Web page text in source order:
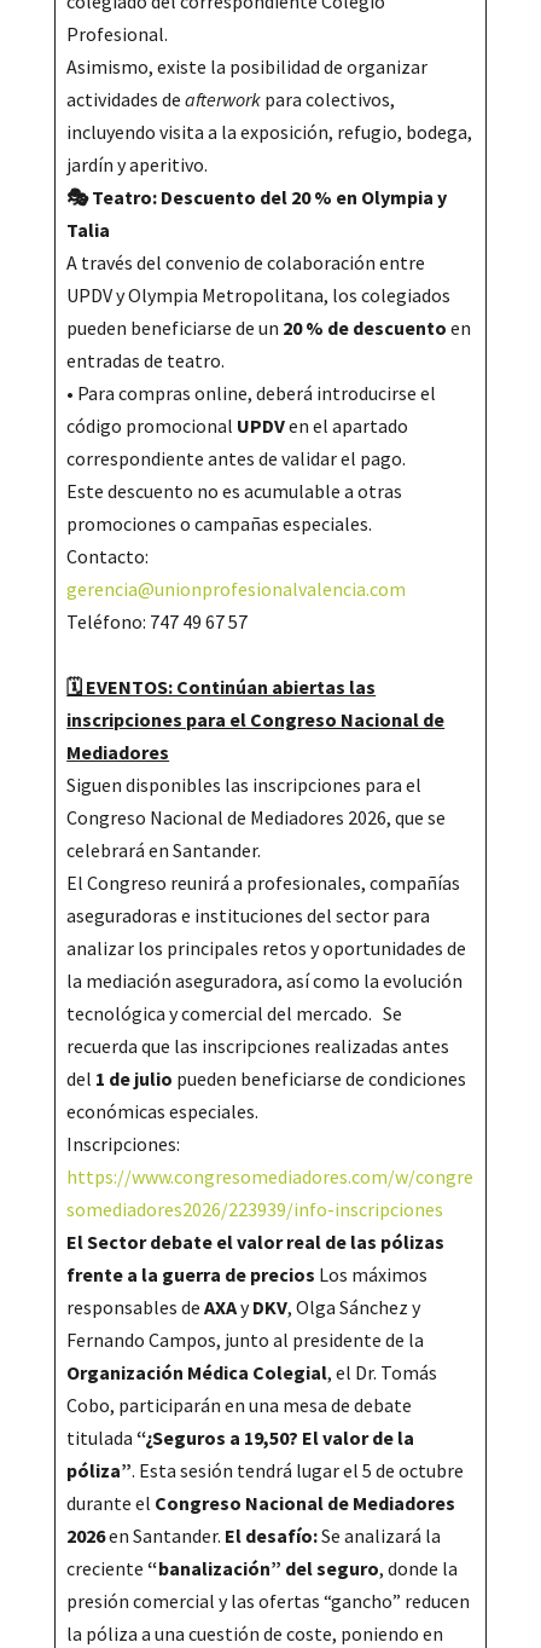
Profesional.
Asimismo, existe la posibilidad de organizar
actividades deafterwork para colectivos,
incluyendo visita a la exposición, refugio, bodega,
jardín y aperitivo.
🎭 Teatro: Descuento del 20 % en Olympia y
Talia
A través del convenio de colaboración entre
UPDV y Olympia Metropolitana, los colegiados
pueden beneficiarse de un 20 % de descuento en
entradas de teatro.
• Para compras online, deberá introducirse el
código promocional UPDVen el apartado
correspondiente antes de validar el pago.
Este descuento no es acumulable a otras
promociones o campañas especiales.
Contacto:
gerencia@unionprofesionalvalencia.com
Teléfono: 747 49 67 57
🗓️ EVENTOS: Continúan abiertas las
inscripciones para el Congreso Nacional de
Mediadores
Siguen disponibles las inscripciones para el
Congreso Nacional de Mediadores 2026, que se
celebrará en Santander.
El Congreso reunirá a profesionales, compañías
aseguradoras e instituciones del sector para
analizar los principales retos y oportunidades de
la mediación aseguradora, así como la evolución
tecnológica y comercial del mercado. Se
recuerda que las inscripciones realizadas antes
del 1 de julio pueden beneficiarse de condiciones
económicas especiales.
Inscripciones:
https://www.congresomediadores.com/w/congre
somediadores2026/223939/info-inscripciones
El Sector debate el valor real de las pólizas
frente a la guerra de precios Los máximos
responsables deAXAyDKV, Olga Sánchez y
Fernando Campos, junto al presidente de la
Organización Médica Colegial, el Dr. Tomás
Cobo, participarán en una mesa de debate
titulada“¿Seguros a 19,50? El valor de la
póliza”. Esta sesión tendrá lugar el 5 de octubre
durante el Congreso Nacional de Mediadores
2026en Santander. El desafío:Se analizará la
creciente“banalización” del seguro, donde la
presión comercial y las ofertas “gancho” reducen
la póliza a una cuestión de coste, poniendo en